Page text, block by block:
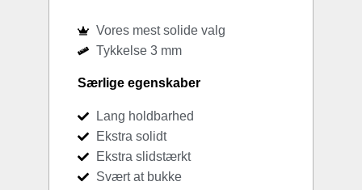
Vores mest solide valg
Tykkelse 3 mm
Særlige egenskaber
Lang holdbarhed
Ekstra solidt
Ekstra slidstærkt
Svært at bukke